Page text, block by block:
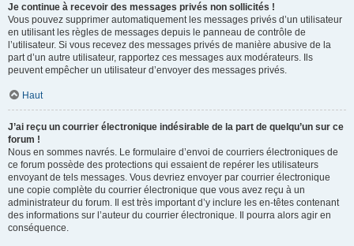
Je continue à recevoir des messages privés non sollicités !
Vous pouvez supprimer automatiquement les messages privés d’un utilisateur
en utilisant les règles de messages depuis le panneau de contrôle de
l’utilisateur. Si vous recevez des messages privés de manière abusive de la
part d’un autre utilisateur, rapportez ces messages aux modérateurs. Ils
peuvent empêcher un utilisateur d’envoyer des messages privés.
Haut
J’ai reçu un courrier électronique indésirable de la part de quelqu’un sur ce
forum !
Nous en sommes navrés. Le formulaire d’envoi de courriers électroniques de
ce forum possède des protections qui essaient de repérer les utilisateurs
envoyant de tels messages. Vous devriez envoyer par courrier électronique
une copie complète du courrier électronique que vous avez reçu à un
administrateur du forum. Il est très important d’y inclure les en-têtes contenant
des informations sur l’auteur du courrier électronique. Il pourra alors agir en
conséquence.